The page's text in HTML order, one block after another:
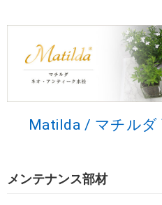
Matilda / マチルダ
メンテナンス部材